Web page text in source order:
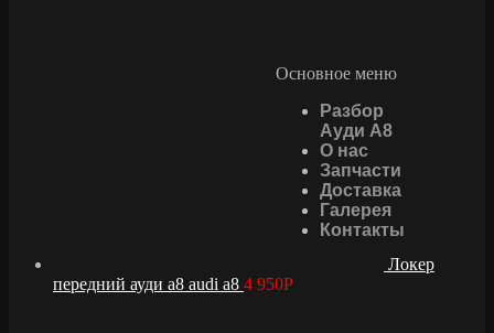
Основное меню
Разбор
Ауди А8
О нас
Запчасти
Доставка
Галерея
Контакты
Локер
передний ауди а8 audi a8 4 950Р